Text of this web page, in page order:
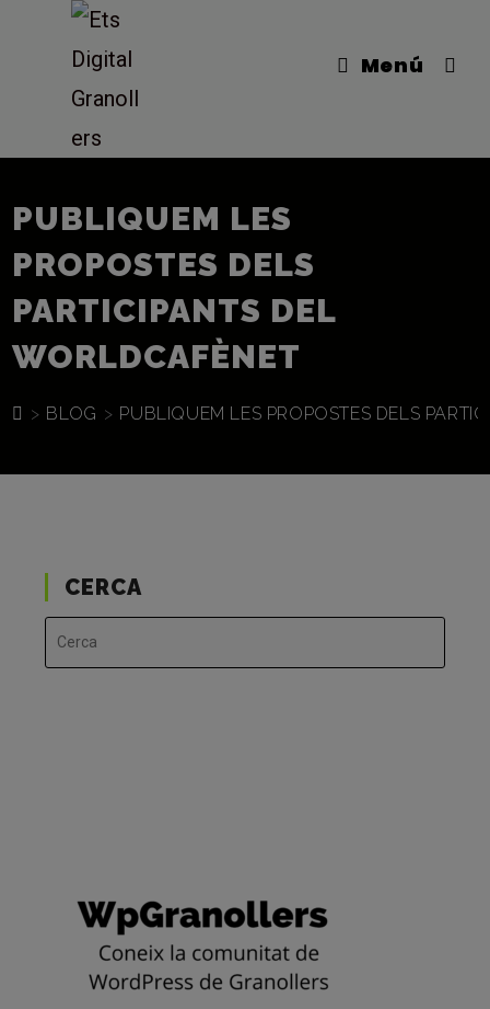
Menú
PUBLIQUEM LES
PROPOSTES DELS
PARTICIPANTS DEL
WORLDCAFÈNET
> BLOG > PUBLIQUEM LES PROPOSTES DELS
CERCA